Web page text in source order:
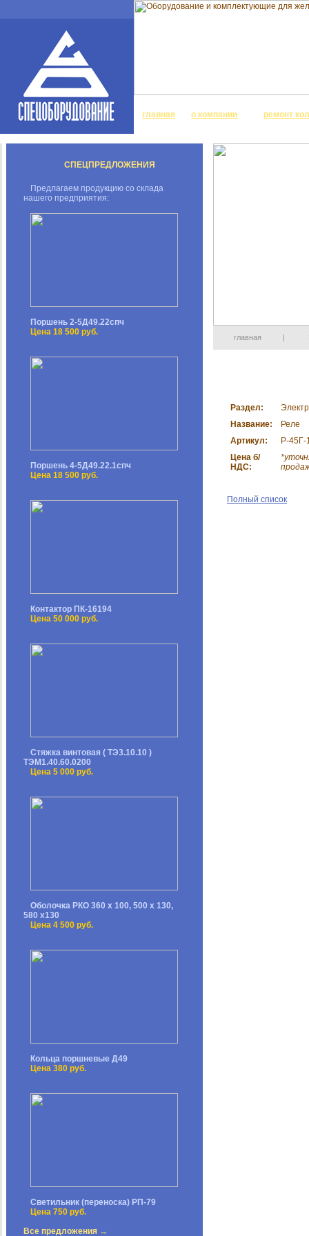
главная о компании ремонт
СПЕЦПРЕДЛОЖЕНИЯ
Предлагаем продукцию со склада
нашего предприятия:
Поршень 2-5Д49.22спч
Цена 18 500 руб.
Поршень 4-5Д49.22.1спч
Цена 18 500 руб.
Контактор ПК-16194
Цена 50 000 руб.
Стяжка винтовая ( ТЭ3.10.10 )
ТЭМ1.40.60.0200
Цена 5 000 руб.
Оболочка РКО 360 х 100, 500 х 130,
580 х130
Цена 4 500 руб.
Кольца поршневые Д49
Цена 380 руб.
Светильник (переноска) РП-79
Цена 750 руб.
Все предложения →
главная |
Раздел:
Название:
Реле
Артикул:
Р-45Г-
Цена б/
НДС:
Полный список